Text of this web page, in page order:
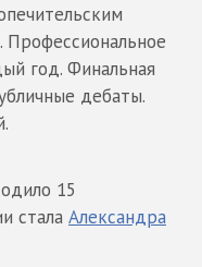
Профессиональное
год. Финальная
дебаты.
15
стала Александра